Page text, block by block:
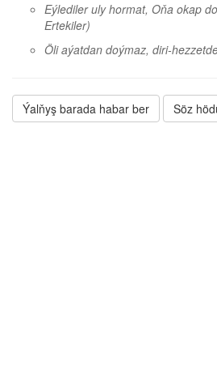
Eýlediler uly hormat, Oňa okap
Ertekiler)
Öli aýatdan doýmaz, diri-
Ýalňyş barada habar ber Söz